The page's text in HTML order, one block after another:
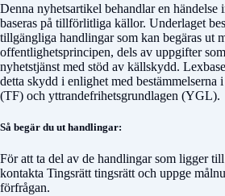
Denna nyhetsartikel behandlar en händelse
baseras på tillförlitliga källor. Underlaget
tillgängliga handlingar som kan begäras ut
offentlighetsprincipen, dels av uppgifter
nyhetstjänst med stöd av källskydd.
detta skydd i enlighet med
(TF) och yttrandefrihetsgrundlagen (YGL).
Så begär du ut handlingar:
För att ta del av de handlingar som ligger
kontakta Tingsrätt tingsrätt och uppge
förfrågan.